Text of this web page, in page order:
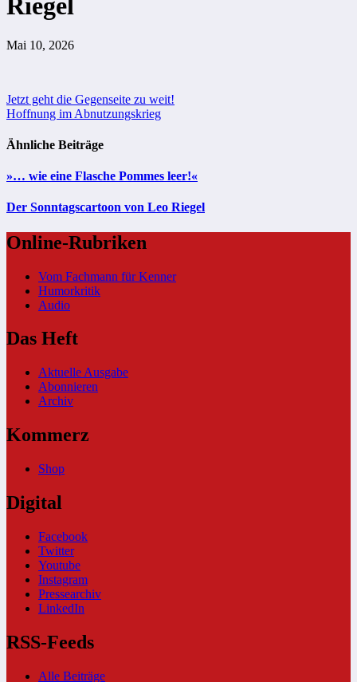
Mai 10, 2026
Beitragsnavigation
Jetzt geht die Gegenseite zu weit!
Hoffnung im Abnutzungskrieg
Ähnliche Beiträge
»… wie eine Flasche Pommes leer!«
Der Sonntagscartoon von Leo Riegel
Online-Rubriken
Vom Fachmann für Kenner
Humorkritik
Audio
Das Heft
Aktuelle Ausgabe
Abonnieren
Archiv
Kommerz
Shop
Digital
Facebook
Twitter
Youtube
Instagram
Pressearchiv
LinkedIn
RSS-Feeds
Alle Beiträge